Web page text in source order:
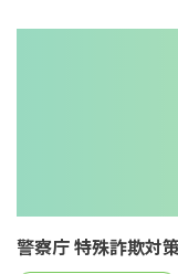
警察庁 特殊詐欺対